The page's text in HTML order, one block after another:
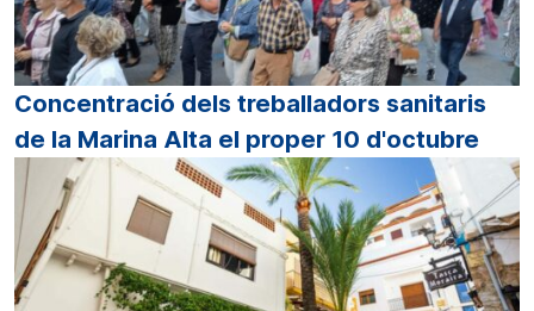
Concentració dels treballadors sanitaris
de la Marina Alta el proper 10 d'octubre